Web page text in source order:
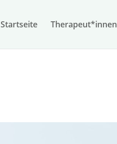
Start­seite Therapeut*innen